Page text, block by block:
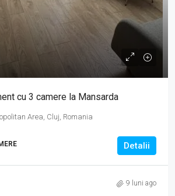
cu 3 camere la Mansarda
Area, Cluj, Romania
Detalii
9 luni ago